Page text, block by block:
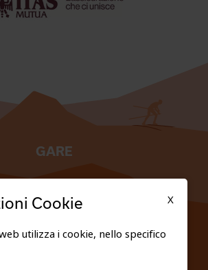
GARE
X
Cookie
utilizza i cookie, nello specifico